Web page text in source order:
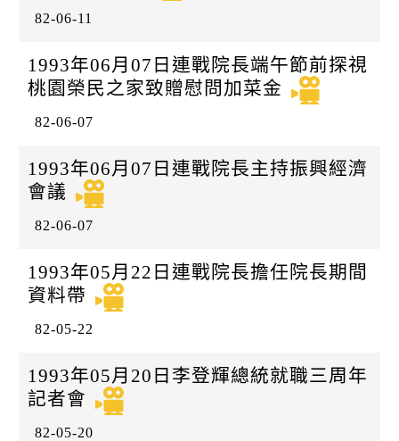
82-06-11
1993年06月07日連戰院長端午節前探視
桃園榮民之家致贈慰問加菜金
82-06-07
1993年06月07日連戰院長主持振興經濟
會議
82-06-07
1993年05月22日連戰院長擔任院長期間
資料帶
82-05-22
1993年05月20日李登輝總統就職三周年
記者會
82-05-20